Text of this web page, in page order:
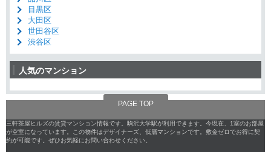
目黒区
大田区
世田谷区
渋谷区
人気のマンション
PAGE TOP
三軒茶屋ヒルズの賃貸マンション情報です。駒沢大学駅が利用できます。今現在、1室のお部屋
が空室になっています。この物件はデザイナーズ、低層マンションです。敷金ゼロでお得に契
約が可能です。ぜひお気軽にお問い合わせください。